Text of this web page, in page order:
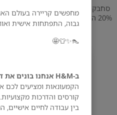
מחפשים קריירה בעולם
גבוה, התפתחות אישית
👠✨👕🤩
ב-H&M אנחנו בונים את דור העתיד
הקמעונאות ומציעים לכם
קורסים והדרכות
בין עבודה לחיים אישיים,
סחבק H&M group
20% הנחה לעובדים!
ירושלים